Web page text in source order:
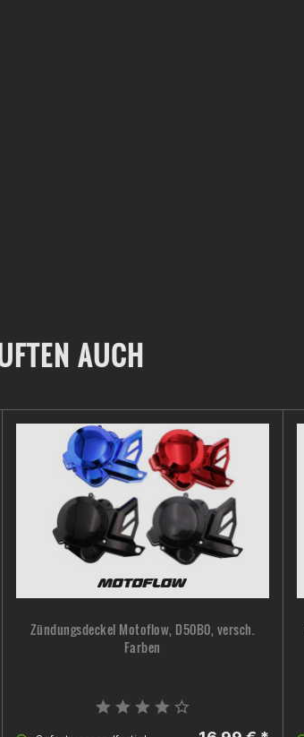
AUCH
Zündungsdeckel Motoflow, D50B0, versch.
Farben